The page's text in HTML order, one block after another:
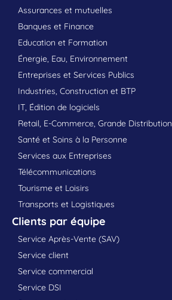
Assurances et mutuelles
Banques et Finance
Education et Formation
Énergie, Eau, Environnement
Entreprises et Services Publics
Industries, Construction et BTP
IT, Édition de logiciels
Retail, E-Commerce, Grande Distribution
Santé et Soins à la Personne
Services aux Entreprises
Télécommunications
Tourisme et Loisirs
Transports et Logistiques
Clients par équipe
Service Après-Vente (SAV)
Service client
Service commercial
Service DSI